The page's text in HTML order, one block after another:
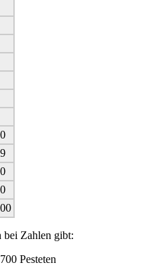
bei Zahlen gibt:
Pesteten